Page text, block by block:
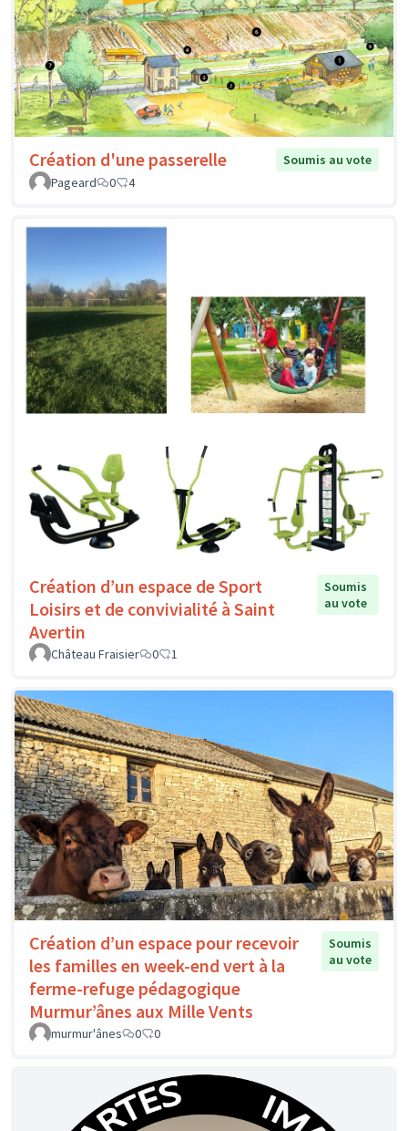
Création d'une passerelle
Soumis au vote
Pageard
0 4
Création d’un espace de Sport
Loisirs et de convivialité à Saint
Avertin
Soumis
au vote
Château Fraisier 0 1
Création d’un espace pour recevoir
les familles en week-end vert à la
ferme-refuge pédagogique
Murmur’ânes aux Mille Vents
Soumis
au vote
murmur'ânes 0 0